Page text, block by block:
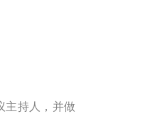
主持人，并做